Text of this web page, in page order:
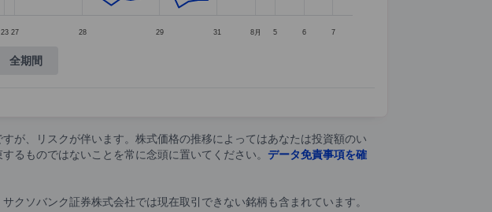
23 27 28 29 31 8月 5 6 7
全期間
が、リスクが伴います。株式価格の推移によってはあなたは投資額のい
るものではないことを常に念頭に置いてください。 データ免責事項を確
ソバンク証券株式会社では現在取引できない銘柄も含まれています。